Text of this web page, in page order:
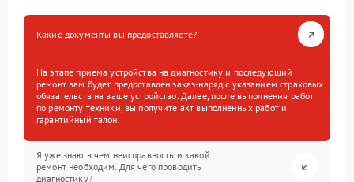
Какие документы вы предоставляете?
На этапе приема устройства на диагностику и последующий
ремонт вам будет предоставлен заказ-наряд с указанием страховых
обязательств на ваше устройство. Далее, после выполнения работ
по ремонту техники, вы получите акт выполненных работ и
гарантийный талон.
Я уже знаю в чем неисправность и какой
ремонт необходим. Для чего проводить
диагностику?